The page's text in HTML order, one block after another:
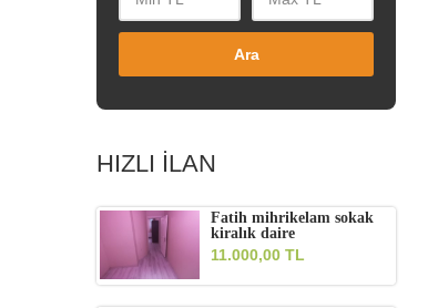
Ara
HIZLI İLAN
Fatih mihrikelam sokak
kiralık daire
11.000,00 TL